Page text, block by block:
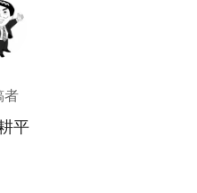
者
者
平